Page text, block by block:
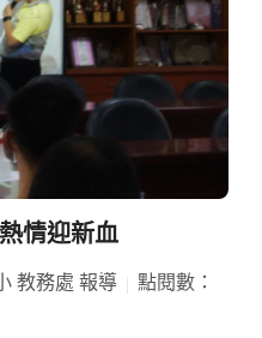
情迎新血
教務處 報導
點閱數：